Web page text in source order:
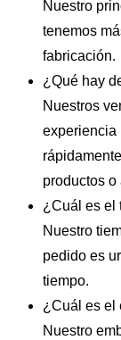
Nuestro
tenemos
fabricación.
¿Qué hay
Nuestros
experiencia
productos
¿Cuál es el
Nuestro
pedido es
tiempo.
¿Cuál es el
Nuestro